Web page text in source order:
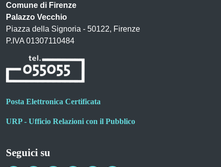
Comune di Firenze
Palazzo Vecchio
Piazza della Signoria - 50122, Firenze
P.IVA 01307110484
Posta Elettronica Certificata
URP - Ufficio Relazioni con il Pubblico
Seguici su